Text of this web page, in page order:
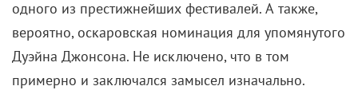
одного из престижнейших фестивалей. А также,
вероятно, оскаровская номинация для упомянутого
Дуэйна Джонсона. Не исключено, что в том
примерно и заключался замысел изначально.